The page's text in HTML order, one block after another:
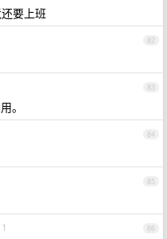
要上班
82
83
。
84
85
86
1